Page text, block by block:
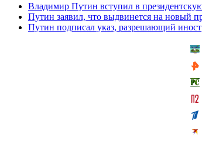
Владимир Путин вступил в
Путин заявил, что выдвинется на новый
Путин подписал указ, разрешающий